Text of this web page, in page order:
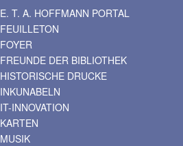
E. T. A. HOFFMANN PORTAL
FEUILLETON
FOYER
FREUNDE DER BIBLIOTHEK
HISTORISCHE DRUCKE
INKUNABELN
IT-INNOVATION
KARTEN
MUSIK